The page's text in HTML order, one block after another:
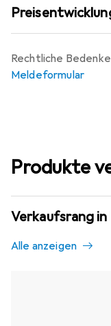
Rechtliche
Meldeformular
Produkte
Verkaufsrang
Alle anzeigen